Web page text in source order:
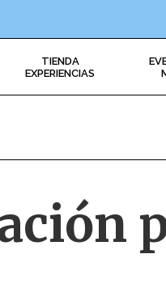
TIENDA
EXPERIENCIAS